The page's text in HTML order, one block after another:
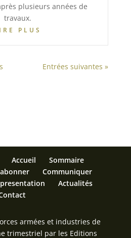
plusieurs années de
travaux.
PLUS
Entrées suivantes »
Accueil
Sommaire
Communiquer
Actualités
Forces armées et industries de
trimestriel par les Editions